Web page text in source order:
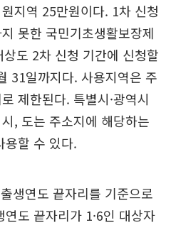
지역 25만원이다. 1차 신청
못한 국민기초생활보장제
도 2차 신청 기간에 신청할
31일까지다. 사용지역은 주
제한된다. 특별시·광역시
, 도는 주소지에 해당하는
용할 수 있다.
생연도 끝자리를 기준으로
도 끝자리가 1·6인 대상자